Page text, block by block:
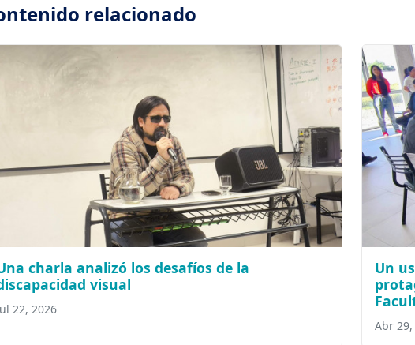
relacionado
charla analizó los desafíos de la
visual
22, 2026
Un
Abr